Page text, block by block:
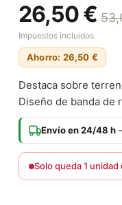
26,50 €
Impuestos incluidos
Ahorro: 26,50 €
Destaca sobre
Diseño de banda de
Envío en 24/48 h
Solo queda 1